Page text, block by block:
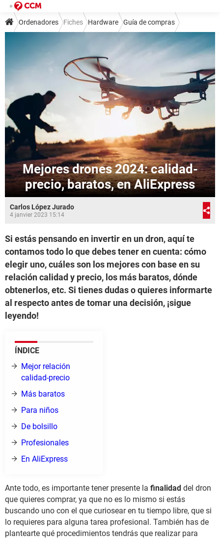
Ordenadores Fiches Hardware Guía de compras
Mejores drones 2024: calidad-
precio, baratos, en AliExpress
Carlos López Jurado
4 janvier 2023 15:14
Si estás pensando en invertir en un dron, aquí te
contamos todo lo que debes tener en cuenta: cómo
elegir uno, cuáles son los mejores con base en su
relación calidad y precio, los más baratos, dónde
obtenerlos, etc. Si tienes dudas o quieres informarte
al respecto antes de tomar una decisión, ¡sigue
leyendo!
ÍNDICE
Mejor relación
calidad-precio
Más baratos
Para niños
De bolsillo
Profesionales
En AliExpress
Ante todo, es importante tener presente la finalidad del dron
que quieres comprar, ya que no es lo mismo si estás
buscando uno con el que curiosear en tu tiempo libre, que si
lo requieres para alguna tarea profesional. También has de
plantearte qué procedimientos tendrás que realizar para